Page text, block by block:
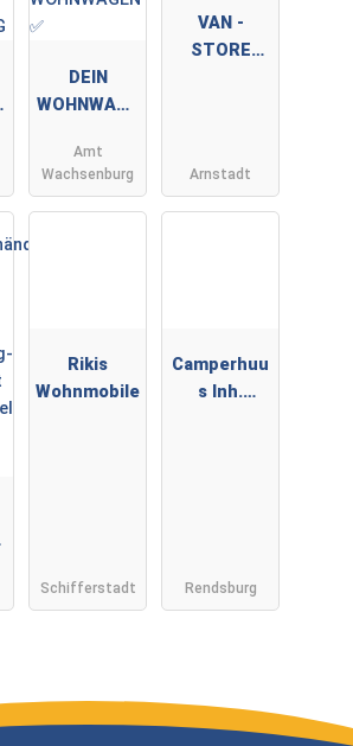
DEIN
WOHNWAGE
Müller ✅
WIR KAUFEN
DEINEN
Amt
Wachsenburg
VAN -
STORE
Arnstadt
Rikis
Wohnmobile
Schifferstadt
Camperhuu
s Inh.
Rendsburg